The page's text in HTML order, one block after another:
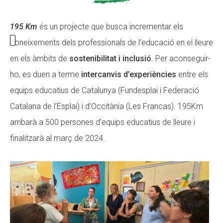
195 Km és un projecte que busca incrementar els
coneixements dels professionals de l’educació en el lleure
en els àmbits de sostenibilitat i inclusió . Per aconseguir-
ho, es duen a terme intercanvis d’experiències entre els
equips educatius de Catalunya (Fundesplai i Federació
Catalana de l’Esplai) i d’Occitània (Les Francas). 195Km
arribarà a 500 persones d’equips educatius de lleure i
finalitzarà al març de 2024.​